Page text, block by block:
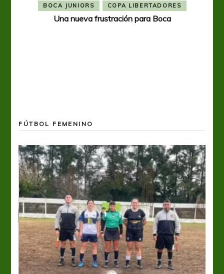
BOCA JUNIORS COPA LIBERTADORES
Una nueva frustración para Boca
FÚTBOL FEMENINO